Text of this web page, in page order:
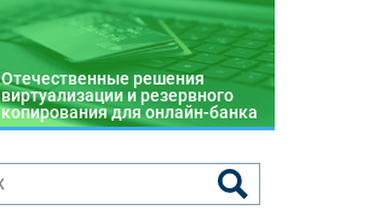
Отечественные решения
виртуализации и резервного
копирования для онлайн-банка